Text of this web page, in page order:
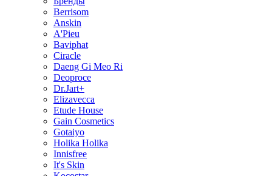
Berrisom
Anskin
A'Pieu
Baviphat
Ciracle
Daeng Gi Meo Ri
Deoproce
Dr.Jart+
Elizavecca
Etude House
Gain Cosmetics
Gotaiyo
Holika Holika
Innisfree
It's Skin